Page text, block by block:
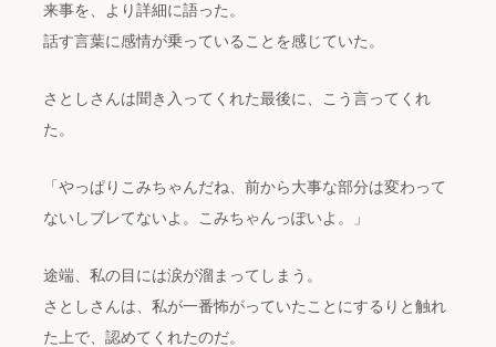
来事を、より詳細に語った。
話す言葉に感情が乗っていることを感じていた。
さとしさんは聞き入ってくれた最後に、こう言ってくれ
た。
「やっぱりこみちゃんだね、前から大事な部分は変わって
ないしブレてないよ。こみちゃんっぽいよ。」
途端、私の目には涙が溜まってしまう。
さとしさんは、私が一番怖がっていたことにするりと触れ
た上で、認めてくれたのだ。